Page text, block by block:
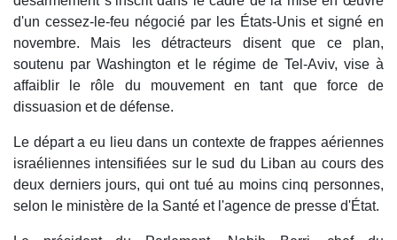
d'un cessez-le-feu négocié par les États-Unis et signé en
novembre. Mais les détracteurs disent que ce plan,
soutenu par Washington et le régime de Tel-Aviv, vise à
affaiblir le rôle du mouvement en tant que force de
dissuasion et de défense.
Le départ a eu lieu dans un contexte de frappes aériennes
israéliennes intensifiées sur le sud du Liban au cours des
deux derniers jours, qui ont tué au moins cinq personnes,
selon le ministère de la Santé et l'agence de presse d'État.